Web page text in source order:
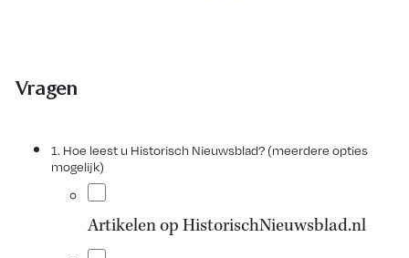
Vragen
1. Hoe leest u Historisch Nieuwsblad? (meerdere opties
mogelijk)
Artikelen op HistorischNieuwsblad.nl